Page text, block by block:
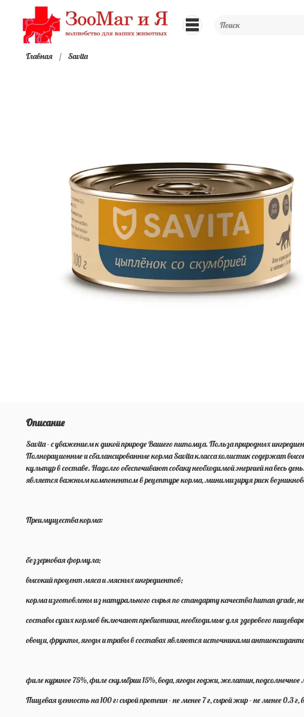
Главная Savita
Описание
Savita - с уважением к дикой природе Вашего питомца. Польза природных
Полнорационные и сбалансированные корма Savita класса холистик содержат
культур в составе. Надолго обеспечивают собаку необходимой энергией на
является важным компонентом в рецептуре корма, минимизируя риск
Преимущества корма:
беззерновая формула;
высокий процент мяса и мясных ингредиентов;
корма изготовлены из натурального сырья по стандарту качества human
составы сухих кормов включают пребиотики, необходимые для здорового
овощи, фрукты, ягоды и травы в составах являются источниками
филе куриное 75%, филе скумбрии 15%, вода, ягоды годжи, желатин,
Пищевая ценность на 100 г: сырой протеин - не менее 7 г, сырой жир - не менее 0.3